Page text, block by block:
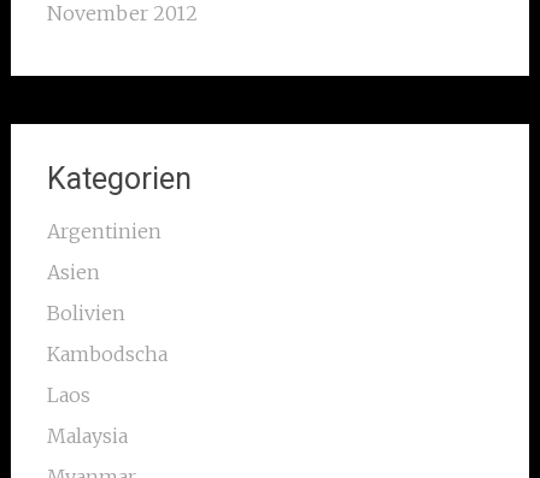
November 2012
Kategorien
Argentinien
Asien
Bolivien
Kambodscha
Laos
Malaysia